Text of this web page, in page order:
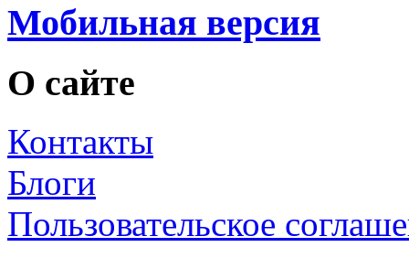
Мобильная версия
О сайте
Контакты
Блоги
Пользовательское